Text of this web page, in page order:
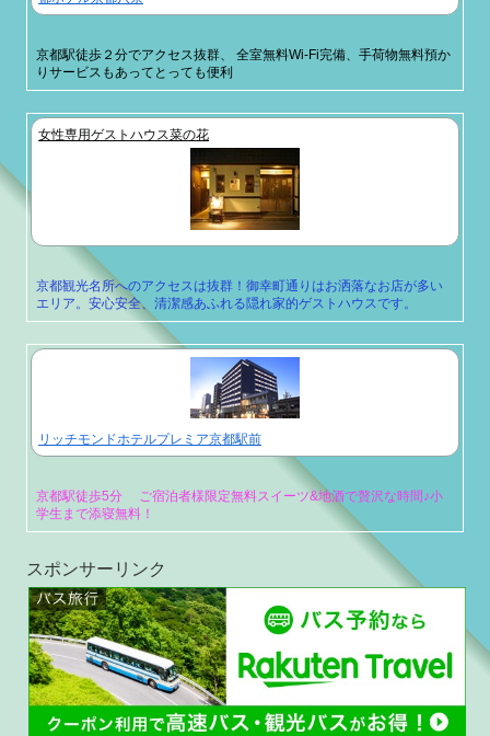
京都駅徒歩２分でアクセス抜群、 全室無料Wi-Fi完備、手荷物無料預か
りサービスもあってとっても便利
女性専用ゲストハウス菜の花
京都観光名所へのアクセスは抜群！御幸町通りはお洒落なお店が多い
エリア。安心安全、清潔感あふれる隠れ家的ゲストハウスです。
リッチモンドホテルプレミア京都駅前
京都駅徒歩5分 ご宿泊者様限定無料スイーツ&地酒で贅沢な時間♪小
学生まで添寝無料！
スポンサーリンク